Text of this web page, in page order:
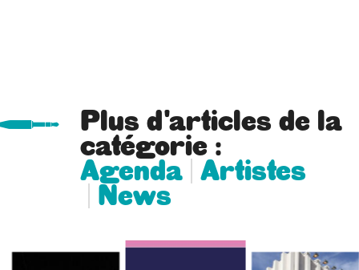
Plus d'articles de la
catégorie :
Agenda Artistes
News